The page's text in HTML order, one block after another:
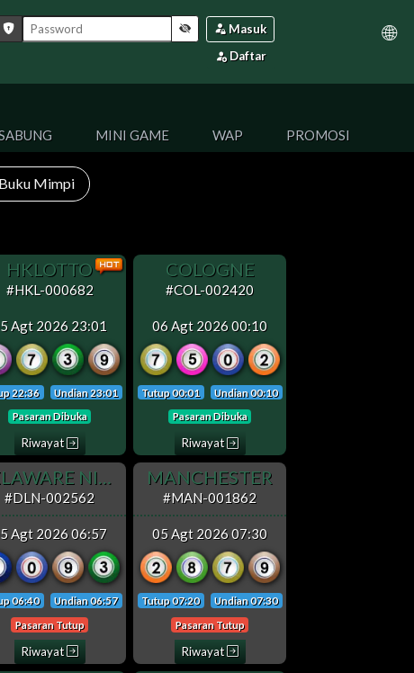
🌐
Masuk
Daftar
MINI GAME WAP PROMOSI
Buku Mimpi
HKLOTTO
#HKL-000682
Agt 2026 23:01
22:36 Undian 23:01
Pasaran Dibuka
Riwayat
COLOGNE
#COL-002420
06 Agt 2026 00:10
Tutup 00:01 Undian 00:10
Pasaran Dibuka
Riwayat
DELAWARE NIGHT
#DLN-002562
Agt 2026 06:57
06:40 Undian 06:57
Pasaran Tutup
Riwayat
MANCHESTER
#MAN-001862
05 Agt 2026 07:30
Tutup 07:20 Undian 07:30
Pasaran Tutup
Riwayat